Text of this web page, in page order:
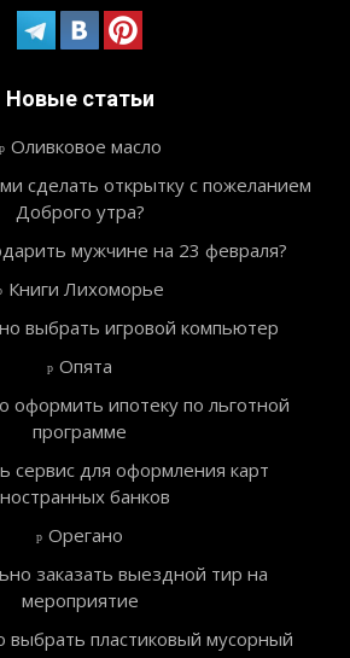
Новые статьи
Оливковое масло
сделать открытку с пожеланием
Доброго утра?
мужчине на 23 февраля?
Книги Лихоморье
выбрать игровой компьютер
Опята
оформить ипотеку по льготной
программе
сервис для оформления карт
банков
Орегано
заказать выездной тир на
мероприятие
выбрать пластиковый мусорный